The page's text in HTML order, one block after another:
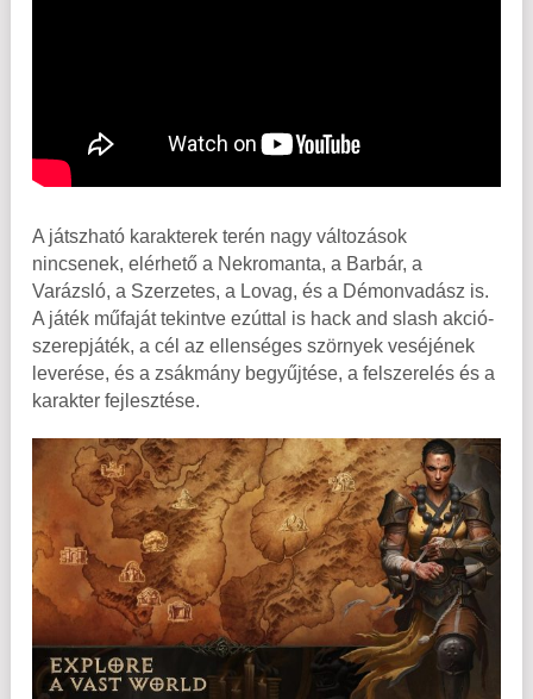
A játszható karakterek terén nagy változások
nincsenek, elérhető a Nekromanta, a Barbár, a
Varázsló, a Szerzetes, a Lovag, és a Démonvadász is.
A játék műfaját tekintve ezúttal is hack and slash akció-
szerepjáték, a cél az ellenséges szörnyek veséjének
leverése, és a zsákmány begyűjtése, a felszerelés és a
karakter fejlesztése.